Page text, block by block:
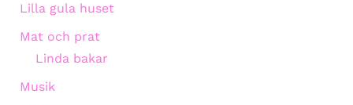
Lilla gula huset
Mat och prat
Linda bakar
Musik